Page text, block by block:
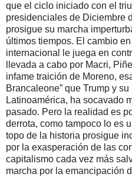
que el ciclo iniciado con el
presidenciales de Diciembre
prosigue su marcha
últimos tiempos. El cambio
internacional le juega en
llevada a cabo por Macri,
infame traición de Moreno,
Brancaleone” que Trump y
Latinoamérica, ha socavado
pasado. Pero la realidad es
derrota, como tampoco lo es
topo de la historia prosigue
por la exasperación de las
capitalismo cada vez más
marcha por la emancipación